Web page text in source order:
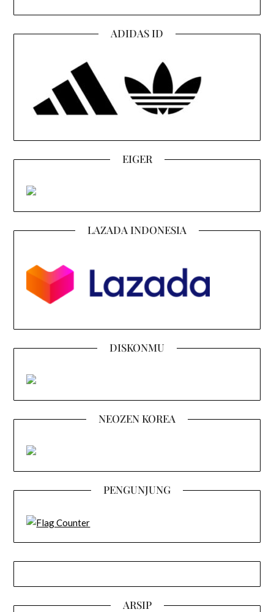
ADIDAS ID
EIGER
LAZADA INDONESIA
DISKONMU
NEOZEN KOREA
PENGUNJUNG
ARSIP